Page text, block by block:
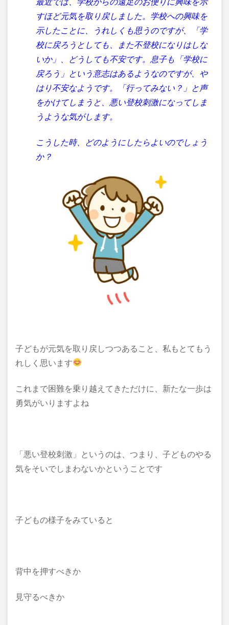
最近では、学校からの遠足のお便りに興味を示
すほど元気を取り戻しました。学校への興味を
示したことに、うれしくも思うのですが、「学
校に戻ろうとしても、また不登校になりはしな
いか」、どうしても不安です。息子も「学校に
戻ろう」という意志はあるようなのですが、や
はり不安なようです。「行ってみない？」と声
をかけてしまうと、悪い登校刺激になってしま
うような気がします。
こうした時、どのようにしたらよいのでしょう
か？
子どもが元気を取り戻しつつあること、私もとてもう
れしく思います
これまで困難を乗り越えてきただけに、新たな一歩は
勇気がいりますよね
「悪い登校刺激」というのは、つまり、子どものやる
気をそいでしまわないかということです
子どもの様子をみていると
背中を押すべきか
見守るべきか